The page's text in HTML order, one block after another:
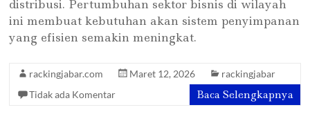
distribusi. Pertumbuhan sektor bisnis di wilayah
ini membuat kebutuhan akan sistem penyimpanan
yang efisien semakin meningkat.
rackingjabar.com Maret 12, 2026
rackingjabar
Tidak ada Komentar
Baca Selengkapnya